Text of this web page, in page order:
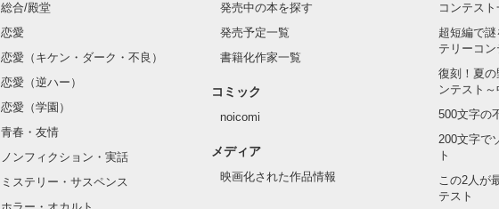
___「俺が思ってる以上に、お前は俺のこと好きなんだと思う。いつもありがとう。愛
愛して欲しいあいつが
総合/殿堂
恋愛
恋愛（キケン・ダーク・不良）
恋愛（逆ハー）
恋愛（学園）
青春・友情
ノンフィクション・実話
ミステリー・サスペンス
発売中の本を探す
発売予定一覧
書籍化作家一覧
コミック
noicomi
メディア
映画化された作品情報
コンテス
超短編で
テリーコ
復刻！夏
ンテスト
500文字の
200文字で
ト
この2人が
テスト